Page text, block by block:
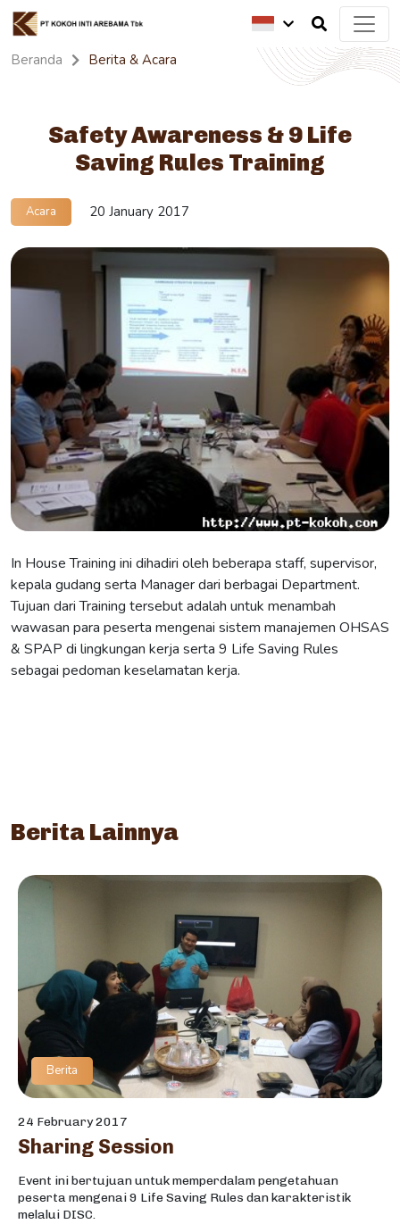
Beranda Berita & Acara
Safety Awareness & 9 Life
Saving Rules Training
Acara 20 January 2017
In House Training ini dihadiri oleh beberapa staff, supervisor,
kepala gudang serta Manager dari berbagai Department.
Tujuan dari Training tersebut adalah untuk menambah
wawasan para peserta mengenai sistem manajemen OHSAS
& SPAP di lingkungan kerja serta 9 Life Saving Rules
sebagai pedoman keselamatan kerja.
Berita Lainnya
Berita
24 February 2017
Sharing Session
Event ini bertujuan untuk memperdalam pengetahuan
peserta mengenai 9 Life Saving Rules dan karakteristik
melalui DISC.